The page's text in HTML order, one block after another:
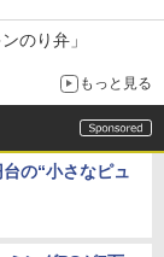
のり弁」
もっと見る
の“小さなピュ